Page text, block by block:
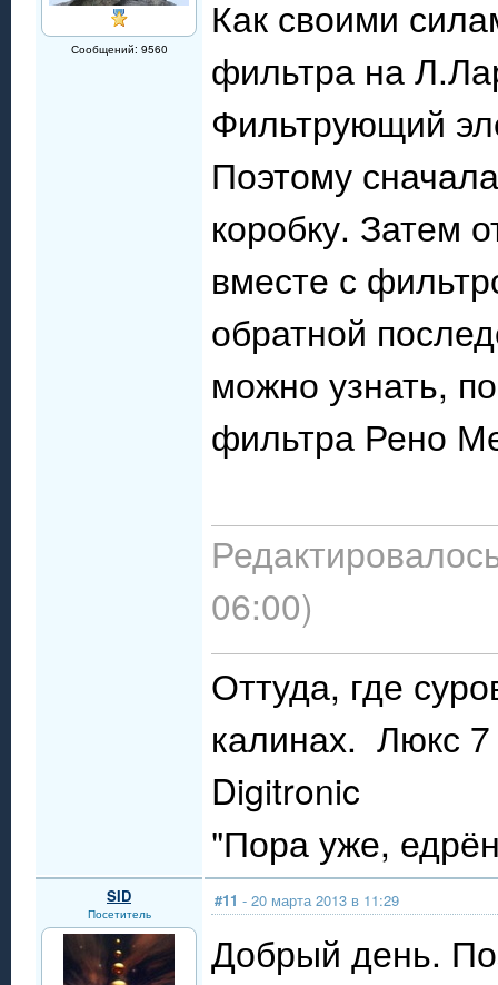
Сообщений: 9560
Как своими
фильтра на
Фильтрующий
Поэтому
коробку. Затем
вместе с
обратной
можно узнать,
фильтра Рено
06:00)
Оттуда, где
калинах. Люкс
Digitronic
"Пора уже,
SID
Посетитель
#11 - 20 марта 2013 в 11:29
Добрый день.